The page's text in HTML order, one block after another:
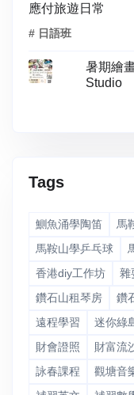
應付旅遊日常
# 日語班
暑期繪
Studio
Tags
鰂魚涌學陶笛 馬
馬鞍山學乒乓球
香港diy工作坊
雜
鑽石山租琴房
鑽
遠程學習
迷你綠
財會證照
財富流
詠春課程
觀塘音